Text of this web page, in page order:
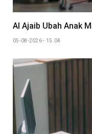
AI Ajaib Ubah Anak
05-08-2026 - 15.04